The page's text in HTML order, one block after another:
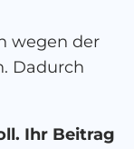
wegen der
Dadurch
Ihr Beitrag